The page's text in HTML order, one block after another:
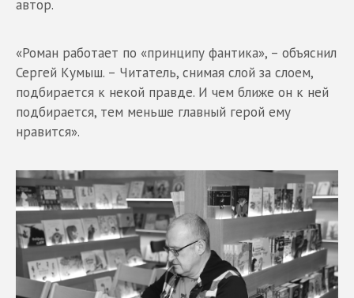
автор.
«Роман работает по «принципу фантика», – объяснил
Сергей Кумыш. – Читатель, снимая слой за слоем,
подбирается к некой правде. И чем ближе он к ней
подбирается, тем меньше главный герой ему
нравится».